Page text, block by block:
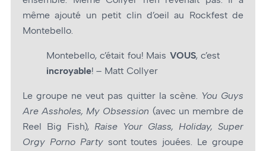
même ajouté un petit clin d’oeil au Rockfest de
Montebello.
Montebello, c’était fou! Mais VOUS, c’est
incroyable! – Matt Collyer
Le groupe ne veut pas quitter la scène. You Guys
Are Assholes, My Obsession (avec un membre de
Reel Big Fish), Raise Your Glass, Holiday, Super
Orgy Porno Partysont toutes jouées. Le groupe